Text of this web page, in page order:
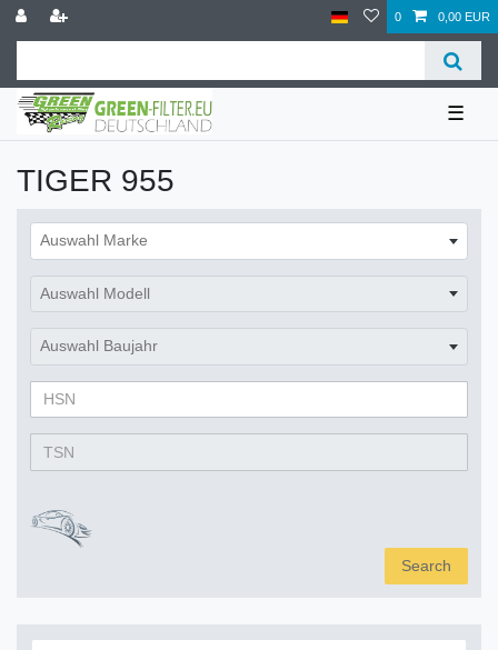
0 0,00 EUR
☰
TIGER 955
Auswahl Marke
Auswahl Modell
Auswahl Baujahr
Search